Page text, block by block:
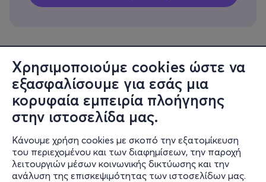
Χρησιμοποιούμε cookies ώστε να
εξασφαλίσουμε για εσάς μια
κορυφαία εμπειρία πλοήγησης
στην ιστοσελίδα μας.
Κάνουμε χρήση cookies με σκοπό την εξατομίκευση
του περιεχομένου και των διαφημίσεων, την παροχή
λειτουργιών μέσων κοινωνικής δικτύωσης και την
ανάλυση της επισκεψιμότητας των ιστοσελίδων μας.
Πληροφορίες
Υποστήριξη
Stay Connected